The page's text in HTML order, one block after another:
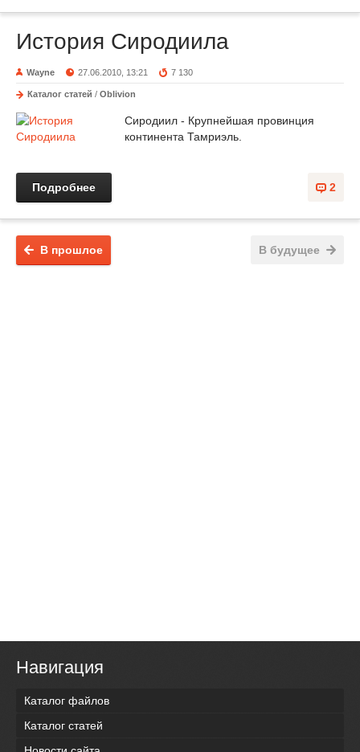
История Сиродиила
Wayne 27.06.2010, 13:21 7 130
Каталог статей / Oblivion
Сиродиил - Крупнейшая провинция
континента Тамриэль.
2
Подробнее
В будущее
В прошлое
Навигация
Каталог файлов
Каталог статей